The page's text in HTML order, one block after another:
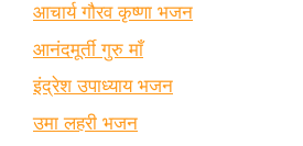
आचार्य गौरव कृष्णा भजन
आनंदमूर्ती गुरु माँ
इंद्रेश उपाध्याय भजन
उमा लहरी भजन